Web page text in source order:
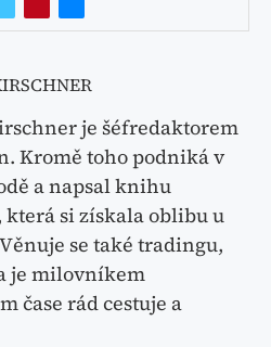
je šéfredaktorem
Kromě toho podniká v
a napsal knihu
která si získala oblibu u
se také tradingu,
je milovníkem
čase rád cestuje a